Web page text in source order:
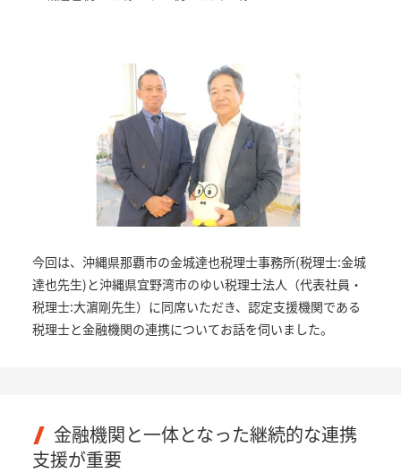
今回は、沖縄県那覇市の金城達也税理士事務所(税理士:金城
達也先生)と沖縄県宜野湾市のゆい税理士法人（代表社員・
税理士:大濵剛先生）に同席いただき、認定支援機関である
税理士と金融機関の連携についてお話を伺いました。
金融機関と一体となった継続的な連携
支援が重要